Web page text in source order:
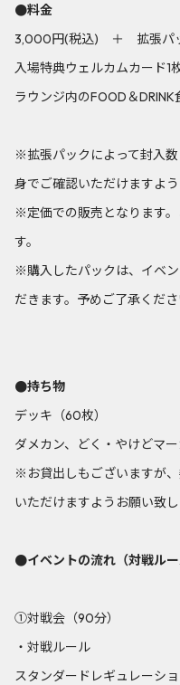
●料金
3,000円(税込) ＋ 拡張パ
入場特典ウェルカムカード1
ラウンジ内のFOOD＆DRINK
※拡張パックによって封入
身でご確認いただけますよう
※定価での販売となります
す。
※購入したパックは、イベ
だきます。予めご了承くださ
●持ち物
デッキ（60枚）
ダメカン、どく・やけどマ
※お貸出しもございますが
いただけますようお願い致し
●イベントの流れ（対戦ルー
①対戦会（90分）
・対戦ルール
スタンダードレギュレーシ